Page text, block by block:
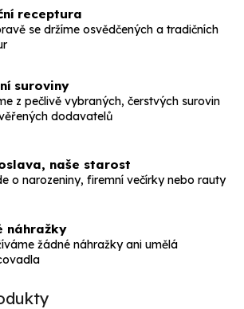
receptura
se držíme osvědčených a tradičních
suroviny
z pečlivě vybraných, čerstvých surovin
dodavatelů
naše starost
o narozeniny, firemní večírky nebo rauty
náhražky
žádné náhražky ani umělá